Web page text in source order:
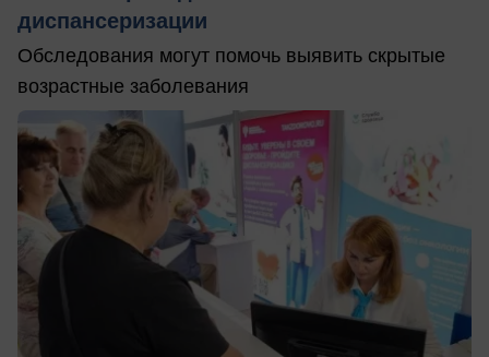
диспансеризации
Обследования могут помочь выявить скрытые
возрастные заболевания